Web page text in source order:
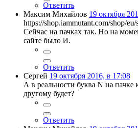
Ответить
Максим Михайлов 19 октября
https://shop.iammutant.com/shop/
Сейчас на пачках так. Но на
сайте было И.
Ответить
Сергей 19 октября 2016, в 17:08
А в реальности буква N на пачке
другому будет?
Ответить